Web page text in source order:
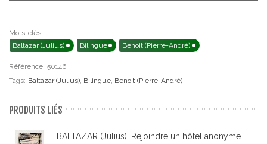
Mots-clés
Baltazar (Julius)
Bilingue Benoit (Pierre-André)
Référence: 50146
Tags: Baltazar (Julius) Bilingue Benoit (Pierre-André)
PRODUITS LIÉS
BALTAZAR (Julius). Rejoindre un hôtel anonyme...